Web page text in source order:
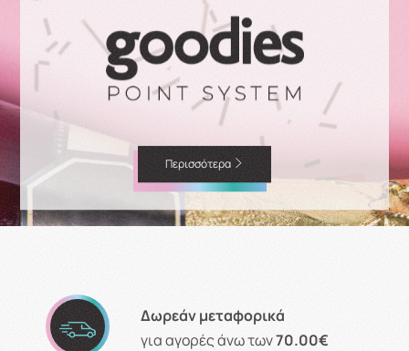
Περισσότερα
Δωρεάν μεταφορικά
για αγορές άνω των70.00€